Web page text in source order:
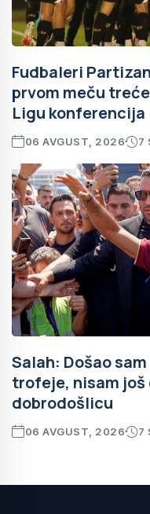
Fudbaleri
prvom meču
Ligu konferencija
06 AVGUST, 2026 7
Salah: Došao
trofeje, nisam još
dobrodošlicu
06 AVGUST, 2026 7